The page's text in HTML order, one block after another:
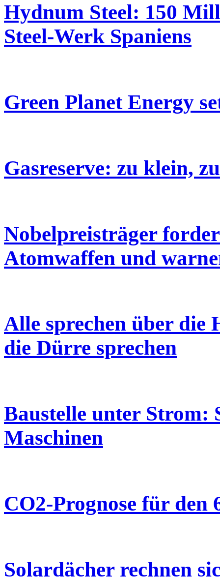
Hydnum Steel: 150
Steel-Werk Spaniens
Green Planet Energy
Gasreserve: zu klein,
Nobelpreisträger
Atomwaffen und
Alle sprechen über die
die Dürre sprechen
Baustelle unter Strom:
Maschinen
CO2-Prognose für den
Solardächer rechnen